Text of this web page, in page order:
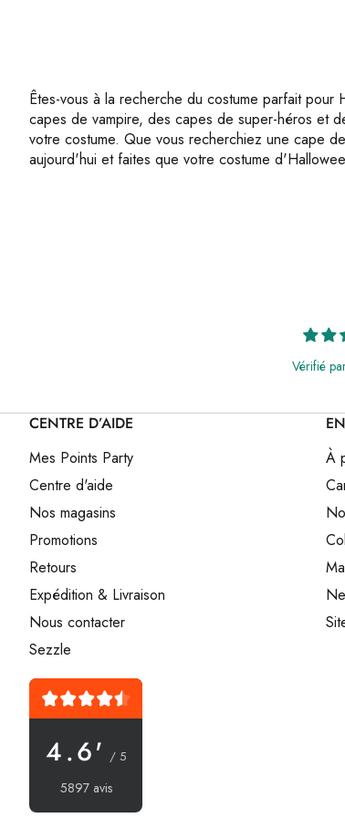
Êtes-vous à la recherche du costume parfait
capes de vampire, des capes de super-héros et
votre costume. Que vous recherchiez une cape
aujourd'hui et faites que votre costume
Vérifié
CENTRE D’AIDE
Mes Points Party
Centre d'aide
Nos magasins
Promotions
Retours
Expédition & Livraison
Nous contacter
Sezzle
À
4.6' / 5
5897 avis